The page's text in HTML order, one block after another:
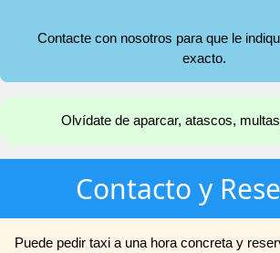
Contacte con nosotros para que le
exacto.
Olvídate de aparcar, atascos,
Contacto y
Puede pedir taxi a una hora concreta y